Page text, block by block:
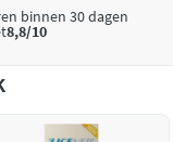
binnen 30 dagen
8,8/10